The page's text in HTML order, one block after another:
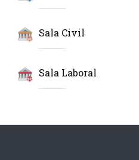
Sala Civil
Sala Laboral